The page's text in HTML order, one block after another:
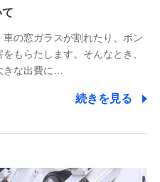
るため
施のため
付帯業務を行うため
の窓ガラスが割れたり、ボン
もらたします。そんなとき、
きな出費に…
続きを見る